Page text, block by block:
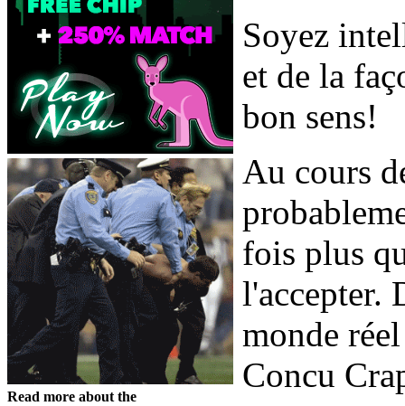
Read more about the
Soyez
et de la
bon sens!
Au cours
fois plus
l'accepter.
monde
Concu